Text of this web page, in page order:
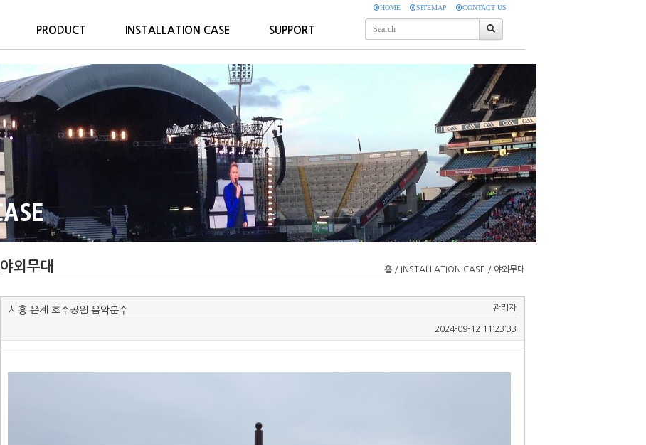
PRODUCT INSTALLATION CASE SUPPORT
HOME SITEMAP CONTACT US
야외무대 홈 / INSTALLATION CASE / 야외무대
시흥 은계 호수공원 음악분수 관리자
2024-09-12 11:23:33